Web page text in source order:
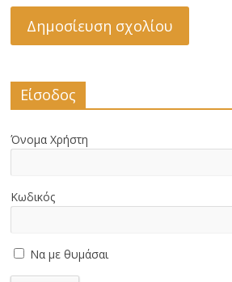
Είσοδος
Όνομα Χρήστη
Κωδικός
Να με θυμάσαι